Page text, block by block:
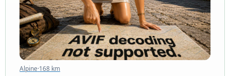
Alpine·168 km